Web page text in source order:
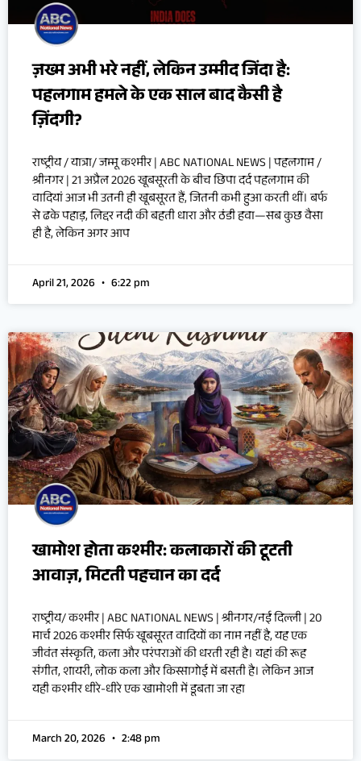
ज़ख्म अभी भरे नहीं, लेकिन उम्मीद जिंदा है:
पहलगाम हमले के एक साल बाद कैसी है
ज़िंदगी?
राष्ट्रीय / यात्रा/ जम्मू कश्मीर | ABC NATIONAL NEWS | पहलगाम /
श्रीनगर | 21 अप्रैल 2026 खूबसूरती के बीच छिपा दर्द पहलगाम की
वादियां आज भी उतनी ही खूबसूरत हैं, जितनी कभी हुआ करती थीं। बर्फ
से ढके पहाड़, लिद्दर नदी की बहती धारा और ठंडी हवा—सब कुछ वैसा
ही है, लेकिन अगर आप
April 21, 2026 6:22 pm
खामोश होता कश्मीर: कलाकारों की टूटती
आवाज़, मिटती पहचान का दर्द
राष्ट्रीय/ कश्मीर | ABC NATIONAL NEWS | श्रीनगर/नई दिल्ली | 20
मार्च 2026 कश्मीर सिर्फ खूबसूरत वादियों का नाम नहीं है, यह एक
जीवंत संस्कृति, कला और परंपराओं की धरती रही है। यहां की रूह
संगीत, शायरी, लोक कला और किस्सागोई में बसती है। लेकिन आज
यही कश्मीर धीरे-धीरे एक खामोशी में डूबता जा रहा
March 20, 2026 2:48 pm